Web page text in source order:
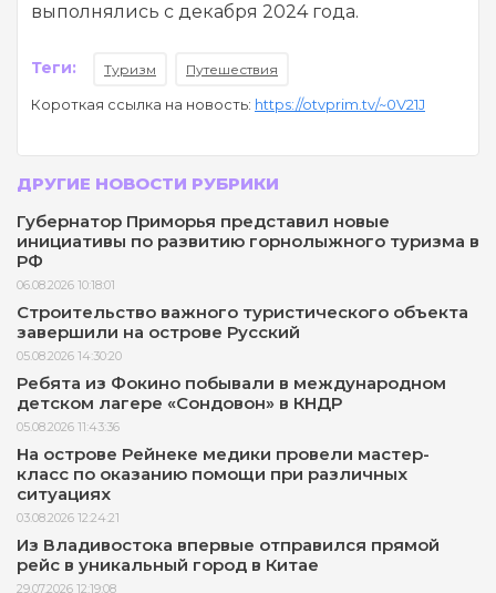
выполнялись с декабря 2024 года.
Теги: Туризм Путешествия
Короткая ссылка на новость: https://otvprim.tv/~0V21J
ДРУГИЕ НОВОСТИ РУБРИКИ
Губернатор Приморья представил новые
инициативы по развитию горнолыжного туризма в
РФ
06.08.2026 10:18:01
Строительство важного туристического объекта
завершили на острове Русский
05.08.2026 14:30:20
Ребята из Фокино побывали в международном
детском лагере «Сондовон» в КНДР
05.08.2026 11:43:36
На острове Рейнеке медики провели мастер-
класс по оказанию помощи при различных
ситуациях
03.08.2026 12:24:21
Из Владивостока впервые отправился прямой
рейс в уникальный город в Китае
29.07.2026 12:19:08